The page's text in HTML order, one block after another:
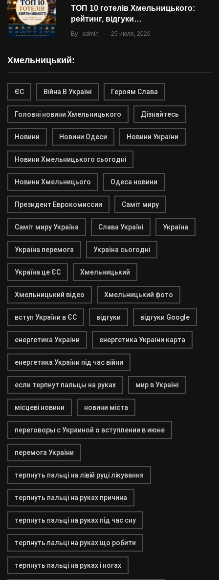
ТОП 10 готелів Хмельницького:
рейтинг, відгуки…
By admin . 25 июля, 2026
Хмельницький:
ЄС Війна В Україні Героям Слава
Головні новини Хмельницького Дізнайтесь
Новини Новини Одеси Новини України
Новини Хмельницького сьогодні
Новини Хмельницього Одеса новини
Президент Еврокомиссии Саміт миру
Саміт миру Україна Слава Україні Україна
Україна перемога Україна сьогодні
Україна це ЄС Хмельницький
Хмельницький відео Хмельницький фото
вступ України в ЄС відгуки відгуки Google
енергетика України енергетика України карта
енергетика України під час війни
если терпнут пальцы на руках мир в Україні
місцеві новини новини міста
переговоры с Украиной о вступлении в июне
перемога України
терпнуть пальці на лівій руці лікування
терпнуть пальці на руках причина
терпнуть пальці на руках під час сну
терпнуть пальці на руках що робити
терпнуть пальці на руках і ногах